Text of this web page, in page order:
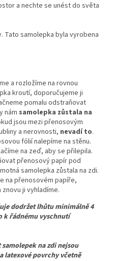
a nechte se unést do světa
Tato samolepka byla vyrobena
a rozložíme na rovnou
kroutí, doporučujeme ji
pomalu odstraňovat
nám samolepka zůstala na
jsou mezi přenosovým
a nerovnosti, nevadí to.
fólií nalepíme na stěnu.
na zeď, aby se přilepila.
přenosový papír pod
samolepka zůstala na zdi.
na přenosovém papíře,
ji vyhladíme.
dodržet lhůtu minimálně 4
k řádnému vyschnutí
na zdi nejsou
latexové povrchy včetně